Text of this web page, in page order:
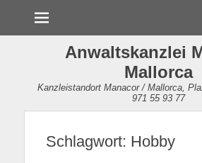
Anwaltskanzlei
Mallorca
Kanzleistandort Manacor / Mallorca,
971 55 93 77
Schlagwort: Hobby